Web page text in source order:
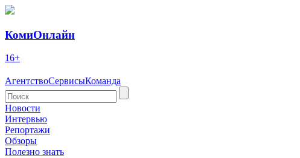
КомиОнлайн
16+
АгентствоСервисыКоманда
Новости
Интервью
Репортажи
Обзоры
Полезно знать